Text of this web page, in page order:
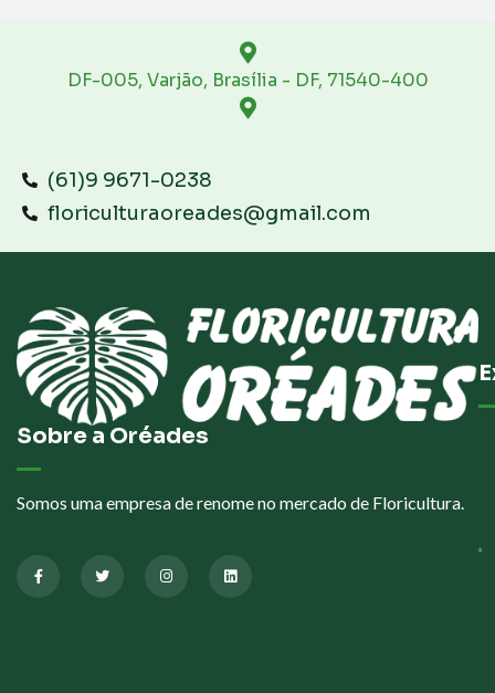
DF-005, Varjão, Brasília - DF, 71540-400
(61)9 9671-0238
floriculturaoreades@gmail.com
Sobre a Oréades
Somos uma empresa de renome no mercado de Floricultura.